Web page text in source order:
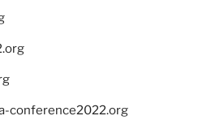
conference2022.org